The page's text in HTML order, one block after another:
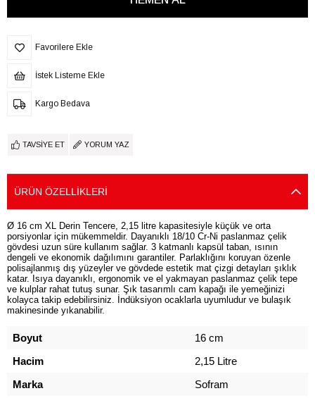
Favorilere Ekle
İstek Listeme Ekle
Kargo Bedava
TAVSIYE ET YORUM YAZ
ÜRÜN ÖZELLIKLERI
Ø 16 cm XL Derin Tencere, 2,15 litre kapasitesiyle küçük ve orta
porsiyonlar için mükemmeldir. Dayanıklı 18/10 Cr-Ni paslanmaz çelik
gövdesi uzun süre kullanım sağlar. 3 katmanlı kapsül taban, ısının
dengeli ve ekonomik dağılımını garantiler. Parlaklığını koruyan özenle
polisajlanmış dış yüzeyler ve gövdede estetik mat çizgi detayları şıklık
katar. Isıya dayanıklı, ergonomik ve el yakmayan paslanmaz çelik tepe
ve kulplar rahat tutuş sunar. Şık tasarımlı cam kapağı ile yemeğinizi
kolayca takip edebilirsiniz. İndüksiyon ocaklarla uyumludur ve bulaşık
makinesinde yıkanabilir.
Boyut
16 cm
Hacim
2,15 Litre
Marka
Sofram